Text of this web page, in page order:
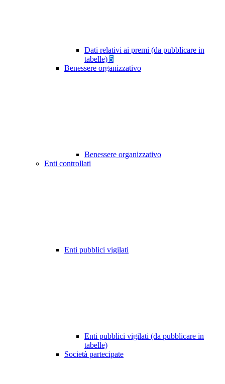
Dati relativi ai premi (da pubblicare in
tabelle) 5
Benessere organizzativo
Benessere organizzativo
Enti controllati
Enti pubblici vigilati
Enti pubblici vigilati (da pubblicare in
tabelle)
Società partecipate